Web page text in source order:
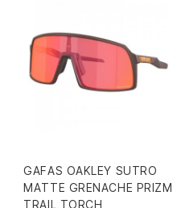
GAFAS OAKLEY SUTRO
MATTE GRENACHE PRIZM
TRAIL TORCH